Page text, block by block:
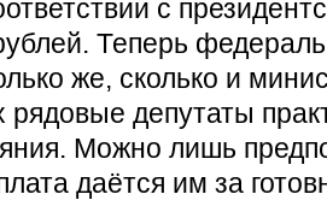
с
Теперь
же, сколько и
рядовые депутаты
Можно лишь
даётся им за